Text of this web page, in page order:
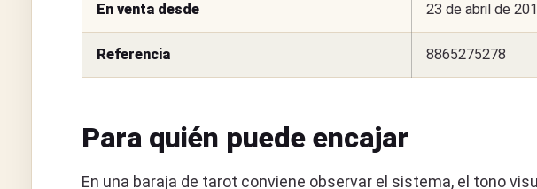
En venta desde 23 de abril de
Referencia 8865275278
Para quién puede encajar
En una baraja de tarot conviene observar el sistema, el tono